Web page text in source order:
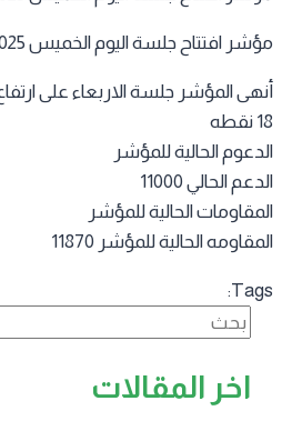
افتتاح جلسة اليوم الخميس 17/4/2025
الحالية للمؤشر
الحالي 11000
الحالية للمؤشر
الحالية للمؤشر 11870
البحث
اخر المقالات